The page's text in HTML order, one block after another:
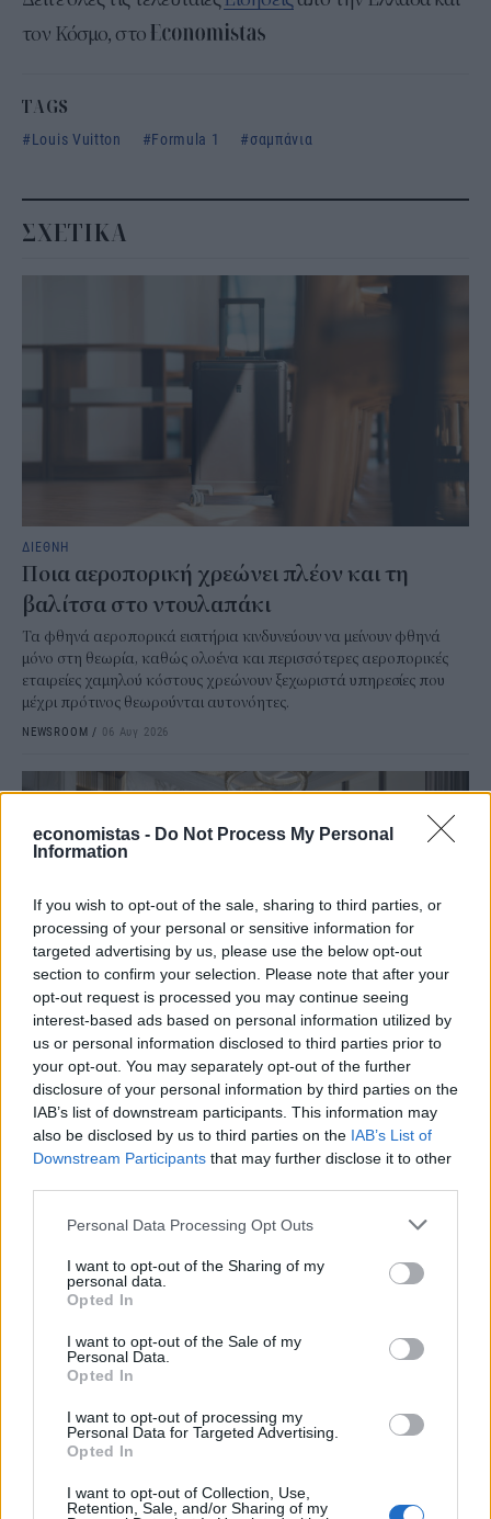
economistas - Do Not Process My Personal
Information
If you wish to opt-out of the sale, sharing to third parties, or
processing of your personal or sensitive information for
targeted advertising by us, please use the below opt-out
section to confirm your selection. Please note that after your
opt-out request is processed you may continue seeing
interest-based ads based on personal information utilized by
us or personal information disclosed to third parties prior to
your opt-out. You may separately opt-out of the further
disclosure of your personal information by third parties on the
IAB’s list of downstream participants. This information may
also be disclosed by us to third parties on the IAB’s List of
Downstream Participants that may further disclose it to other
Personal Data Processing Opt Outs
I want to opt-out of the Sharing of my
personal data.
Opted In
I want to opt-out of the Sale of my
Personal Data.
Opted In
I want to opt-out of processing my
Personal Data for Targeted Advertising.
Opted In
I want to opt-out of Collection, Use,
Retention, Sale, and/or Sharing of my
τον Κόσμο, στο
TAGS
Louis Vuitton
Formula 1 σαμπάνια
ΣΧΕΤΙΚΑ
ΔΙΕΘΝΗ
Ποια αεροπορική χρεώνει πλέον και τη
βαλίτσα στο ντουλαπάκι
Τα φθηνά αεροπορικά εισιτήρια κινδυνεύουν να μείνουν φθηνά
μόνο στη θεωρία, καθώς ολοένα και περισσότερες αεροπορικές
εταιρείες χαμηλού κόστους χρεώνουν ξεχωριστά υπηρεσίες που
μέχρι πρότινος θεωρούνται αυτονόητες.
NEWSROOM / 06 Αυγ 2026
ΔΙΕΘΝΗ
Πού βρίσκεται η πιο ακριβή σουίτα
ξενοδοχείου στον κόσμο
Έχετε αναρωτηθεί ποτέ πώς θα ήταν το εσωτερικό ενός από τα
πιο ακριβά ρετιρέ ξενοδοχείων στο κόσμο στο οποίο, ρεαλιστικά
νησίδα Palm Jumeirah, βρίσκεται μία από τις ακριβότερες και πιο
NEWSROOM/05 Αυγ 2026